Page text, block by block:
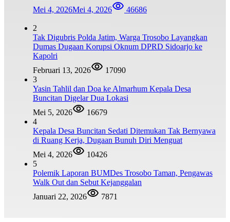
Mei 4, 2026Mei 4, 2026 46686
2
Tak Digubris Polda Jatim, Warga Trosobo Layangkan
Dumas Dugaan Korupsi Oknum DPRD Sidoarjo ke
Kapolri
Februari 13, 2026
17090
3
Yasin Tahlil dan Doa ke Almarhum Kepala Desa
Buncitan Digelar Dua Lokasi
Mei 5, 2026
16679
4
Kepala Desa Buncitan Sedati Ditemukan Tak Bernyawa
di Ruang Kerja, Dugaan Bunuh Diri Menguat
Mei 4, 2026
10426
5
Polemik Laporan BUMDes Trosobo Taman, Pengawas
Walk Out dan Sebut Kejanggalan
Januari 22, 2026
7871